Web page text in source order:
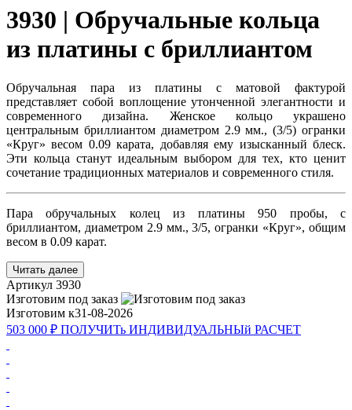
3930 | Обручальные кольца
из платины с бриллиантом
Обручальная пара из платины с матовой фактурой
представляет собой воплощение утонченной элегантности и
современного дизайна. Женское кольцо украшено
центральным бриллиантом диаметром 2.9 мм., (3/5) огранки
«Круг» весом 0.09 карата, добавляя ему изысканный блеск.
Эти кольца станут идеальным выбором для тех, кто ценит
сочетание традиционных материалов и современного стиля.
Пара обручальных колец из платины 950 пробы, с
бриллиантом, диаметром 2.9 мм., 3/5, огранки «Круг», общим
весом в 0.09 карат.
Читать далее
Артикул 3930
Изготовим под заказ
Изготовим к31-08-2026
503 000 ₽ ПОЛУЧИТь ИНДИВИДУАЛЬНЫй РАСЧЕТ